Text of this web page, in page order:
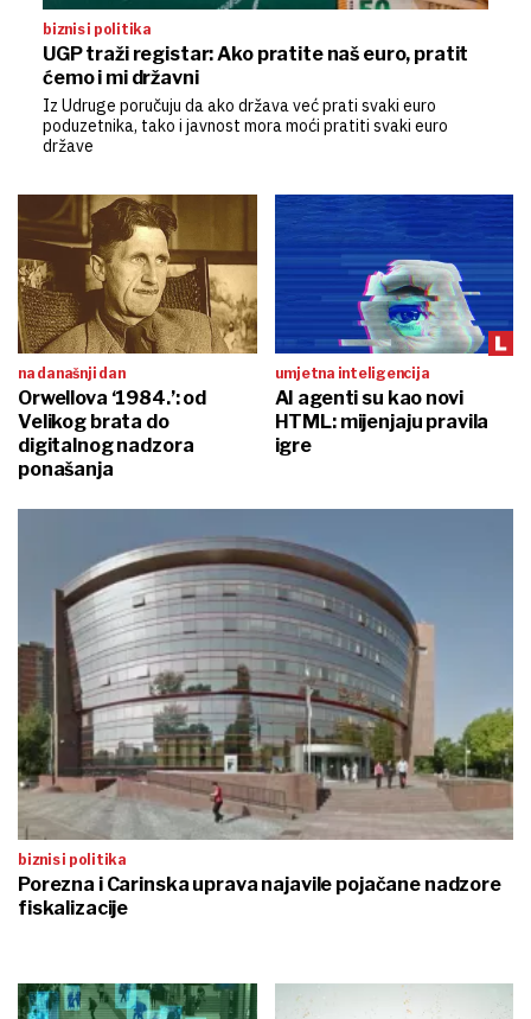
biznis i politika
UGP traži registar: Ako pratite naš euro, pratit
ćemo i mi državni
Iz Udruge poručuju da ako država već prati svaki euro
poduzetnika, tako i javnost mora moći pratiti svaki euro
države
na današnji dan
Orwellova ‘1984.’: od
Velikog brata do
digitalnog nadzora
ponašanja
umjetna inteligencija
AI agenti su kao novi
HTML: mijenjaju pravila
igre
biznis i politika
Porezna i Carinska uprava najavile pojačane nadzore
fiskalizacije